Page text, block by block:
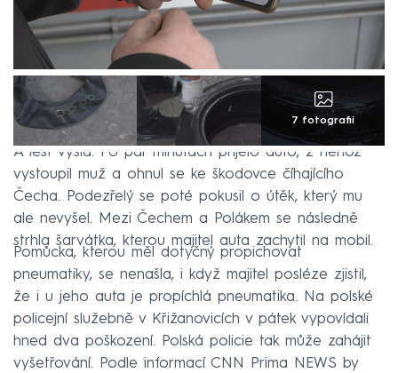
7 fotografií
A lest vyšla. Po pár minutách přijelo auto, z něhož
vystoupil muž a ohnul se ke škodovce číhajícího
Čecha. Podezřelý se poté pokusil o útěk, který mu
ale nevyšel. Mezi Čechem a Polákem se následně
strhla šarvátka, kterou majitel auta zachytil na mobil.
Pomůcka, kterou měl dotyčný propichovat
pneumatiky, se nenašla, i když majitel posléze zjistil,
že i u jeho auta je propíchlá pneumatika. Na polské
policejní služebně v Křižanovicích v pátek vypovídali
hned dva poškození. Polská policie tak může zahájit
vyšetřování. Podle informací CNN Prima NEWS by